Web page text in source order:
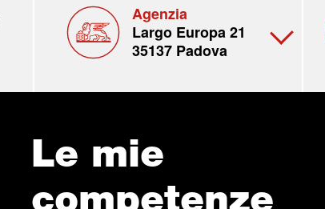
Agenzia
Largo Europa 21
35137 Padova
Le mie
competenze